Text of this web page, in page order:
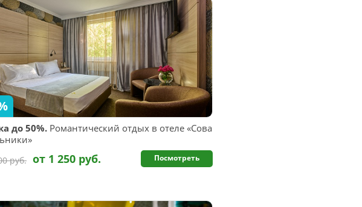
до 50%. Романтический отдых в отеле «Сова
руб. от 1 250 руб. Посмотреть